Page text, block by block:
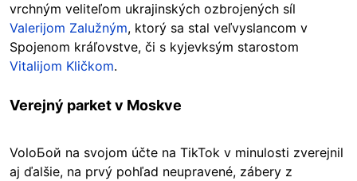
vrchným veliteľom ukrajinských ozbrojených síl
Valerijom Zalužným, ktorý sa stal veľvyslancom v
Spojenom kráľovstve, či s kyjevksým starostom
Vitalijom Kličkom.
Verejný parket v Moskve
VoloБой na svojom účte na TikTok v minulosti zverejnil
aj ďalšie, na prvý pohľad neupravené, zábery z